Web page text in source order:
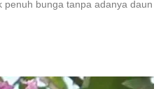
penuh bunga tanpa adanya daun